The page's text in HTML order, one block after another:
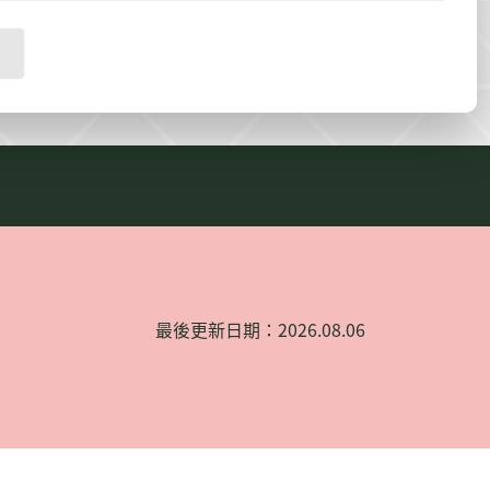
最後更新日期：2026.08.06